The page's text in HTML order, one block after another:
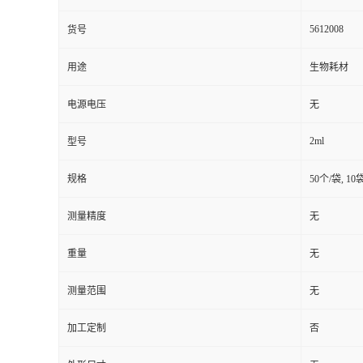
货号 5612008
用途 生物耗材
电源电压 无
型号 2ml
规格 50个/袋, 10
测量精度 无
重量 无
测量范围 无
加工定制 否